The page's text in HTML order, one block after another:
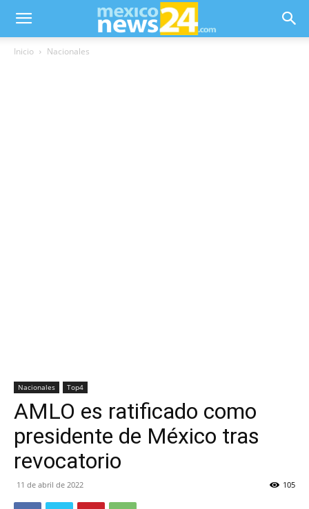
Inicio Nacionales
Nacionales Top4
AMLO es ratificado como
presidente de México tras
revocatorio
11 de abril de 2022 105